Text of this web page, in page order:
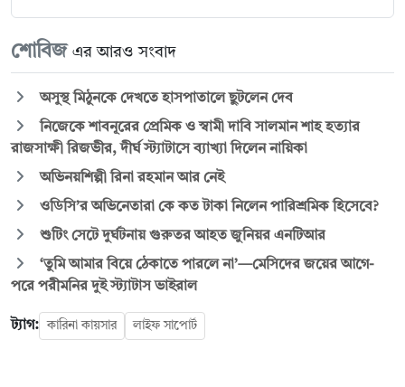
শোবিজ এর আরও সংবাদ
অসুস্থ মিঠুনকে দেখতে হাসপাতালে ছুটলেন দেব
নিজেকে শাবনূরের প্রেমিক ও স্বামী দাবি সালমান শাহ হত্যার
রাজসাক্ষী রিজভীর, দীর্ঘ স্ট্যাটাসে ব্যাখ্যা দিলেন নায়িকা
অভিনয়শিল্পী রিনা রহমান আর নেই
ওডিসি’র অভিনেতারা কে কত টাকা নিলেন পারিশ্রমিক হিসেবে?
শুটিং সেটে দুর্ঘটনায় গুরুতর আহত জুনিয়র এনটিআর
‘তুমি আমার বিয়ে ঠেকাতে পারলে না’—মেসিদের জয়ের আগে-
পরে পরীমনির দুই স্ট্যাটাস ভাইরাল
ট্যাগ: কারিনা কায়সার লাইফ সাপোর্ট